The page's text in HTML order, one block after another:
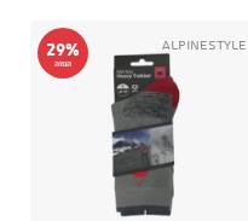
29%
הנחה
Alpinestyle